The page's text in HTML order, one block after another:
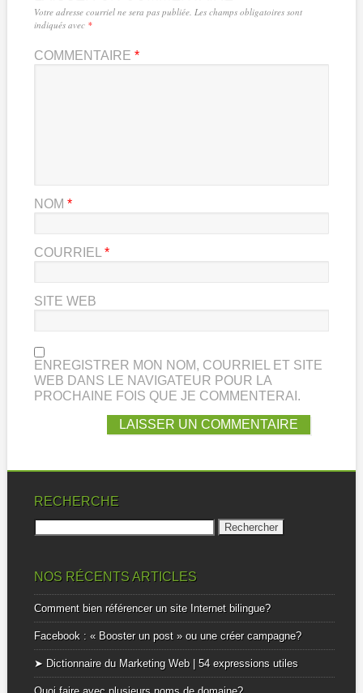
Votre adresse courriel ne sera pas publiée. Les champs obligatoires sont
indiqués avec *
COMMENTAIRE *
NOM *
COURRIEL *
SITE WEB
ENREGISTRER MON NOM, COURRIEL ET SITE
WEB DANS LE NAVIGATEUR POUR LA
PROCHAINE FOIS QUE JE COMMENTERAI.
RECHERCHE
NOS RÉCENTS ARTICLES
Comment bien référencer un site Internet bilingue?
Facebook : « Booster un post » ou une créer campagne?
➤ Dictionnaire du Marketing Web | 54 expressions utiles